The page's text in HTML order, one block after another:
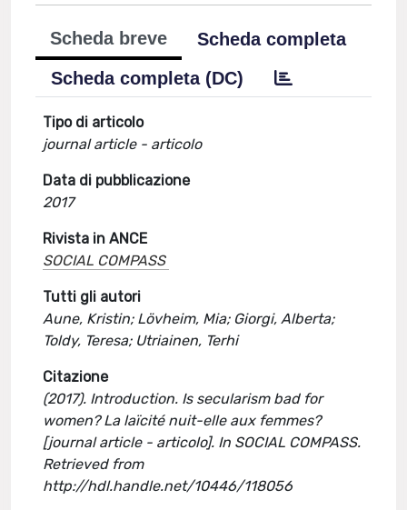
Scheda breve
Scheda completa
Scheda completa (DC)
Tipo di articolo
journal article - articolo
Data di pubblicazione
2017
Rivista in ANCE
SOCIAL COMPASS
Tutti gli autori
Aune, Kristin; Lövheim, Mia; Giorgi, Alberta;
Toldy, Teresa; Utriainen, Terhi
Citazione
(2017). Introduction. Is secularism bad for
women? La laïcité nuit-elle aux femmes?
[journal article - articolo]. In SOCIAL COMPASS.
Retrieved from
http://hdl.handle.net/10446/118056